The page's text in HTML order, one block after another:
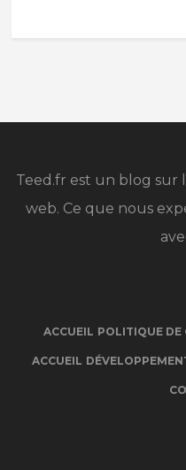
Teed.fr est un blog sur
web. Ce que nous
ACCUEIL POLITIQUE DE
ACCUEIL